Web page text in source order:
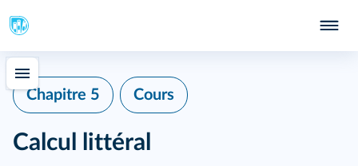
Chapitre 5 Cours
Calcul littéral